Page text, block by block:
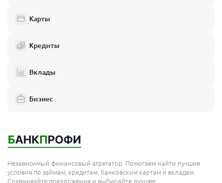
Карты
Кредиты
Вклады
Бизнес
Независимый финансовый агрегатор. Помогаем найти лучшие
условия по займам, кредитам, банковским картам и вкладам.
Сравнивайте предложения и выбирайте лучшее.